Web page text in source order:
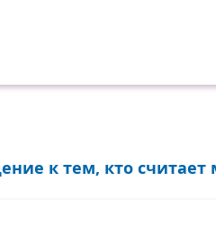
к тем, кто считает